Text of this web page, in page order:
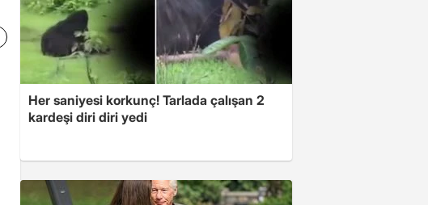
Her saniyesi korkunç! Tarlada çalışan 2
kardeşi diri diri yedi